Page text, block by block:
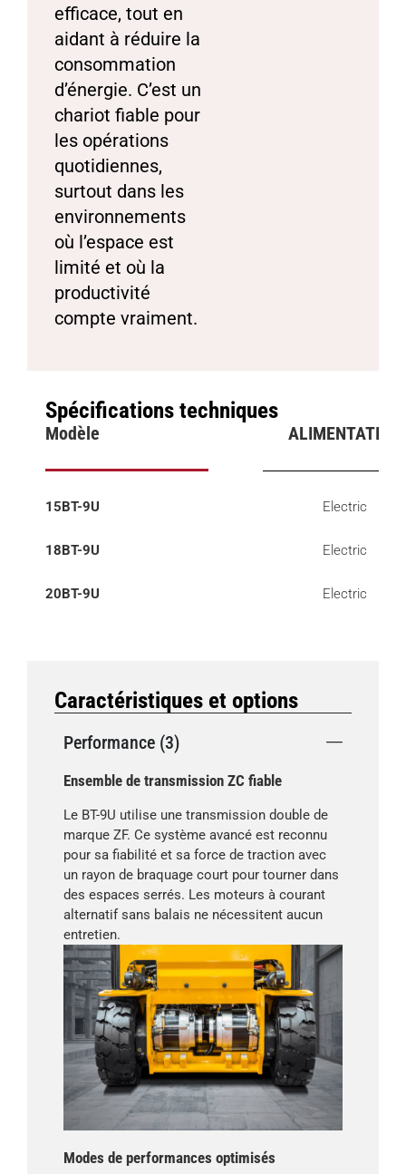
efficace, tout en
aidant à réduire la
consommation
d’énergie. C’est un
chariot fiable pour
les opérations
quotidiennes,
surtout dans les
environnements
où l’espace est
limité et où la
productivité
compte vraiment.
Spécifications techniques
Modèle ALIMENTATION
15BT-9U Electric
18BT-9U Electric
20BT-9U Electric
Caractéristiques et options
Performance (3)
Ensemble de transmission ZC fiable
Le BT-9U utilise une transmission double de
marque ZF. Ce système avancé est reconnu
pour sa fiabilité et sa force de traction avec
un rayon de braquage court pour tourner dans
des espaces serrés. Les moteurs à courant
alternatif sans balais ne nécessitent aucun
entretien.
Modes de performances optimisés